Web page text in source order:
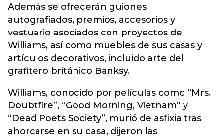
Además se ofrecerán guiones
autografiados, premios, accesorios y
vestuario asociados con proyectos de
Williams, así como muebles de sus casas y
artículos decorativos, incluido arte del
grafitero británico Banksy.
Williams, conocido por películas como “Mrs.
Doubtfire”, “Good Morning, Vietnam” y
“Dead Poets Society”, murió de asfixia tras
ahorcarse en su casa, dijeron las